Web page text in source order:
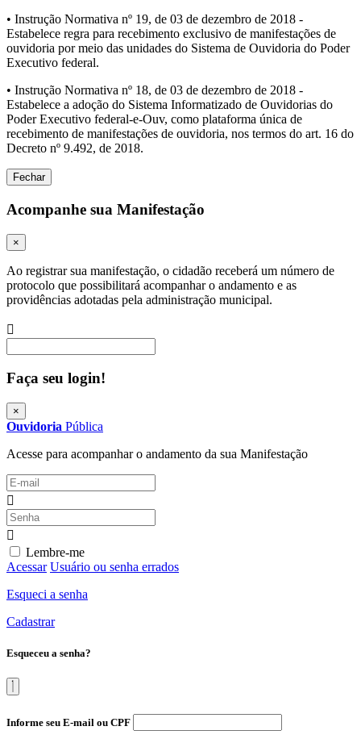
• Instrução Normativa nº 19, de 03 de dezembro de 2018 -
Estabelece regra para recebimento exclusivo de manifestações de
ouvidoria por meio das unidades do Sistema de Ouvidoria do Poder
Executivo federal.
• Instrução Normativa nº 18, de 03 de dezembro de 2018 -
Estabelece a adoção do Sistema Informatizado de Ouvidorias do
Poder Executivo federal-e-Ouv, como plataforma única de
recebimento de manifestações de ouvidoria, nos termos do art. 16 do
Decreto nº 9.492, de 2018.
Fechar
Acompanhe sua Manifestação
×
Ao registrar sua manifestação, o cidadão receberá um número de
protocolo que possibilitará acompanhar o andamento e as
providências adotadas pela administração municipal.
Faça seu login!
×
Ouvidoria Pública
Acesse para acompanhar o andamento da sua Manifestação
Lembre-me
Acessar Usuário ou senha errados
Esqueci a senha
Cadastrar
Esqueceu a senha?
Informe seu E-mail ou CPF